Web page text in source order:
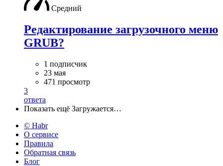
Средний
Редактирование загрузочного меню
GRUB?
1 подписчик
23 мая
471 просмотр
3
ответа
Показать ещё Загружается…
© Habr
О сервисе
Правила
Обратная связь
Блог